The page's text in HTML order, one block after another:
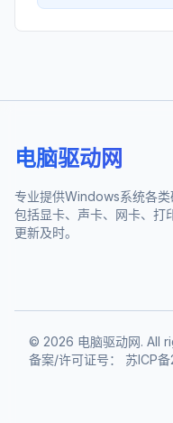
电脑驱动网
专业提供Windows系统各类
包括显卡、声卡、网卡、打
更新及时。
© 2026 电脑驱动网. All
备案/许可证号：
苏ICP